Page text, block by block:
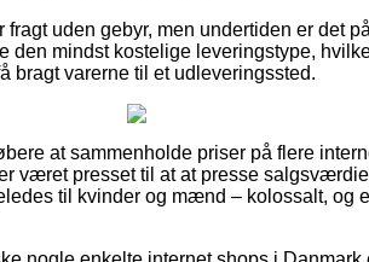
uden gebyr, men undertiden er det
mindst kostelige leveringstype,
bragt varerne til et udleveringssted.
at sammenholde priser på flere
været presset til at at presse
til kvinder og mænd – kolossalt, og